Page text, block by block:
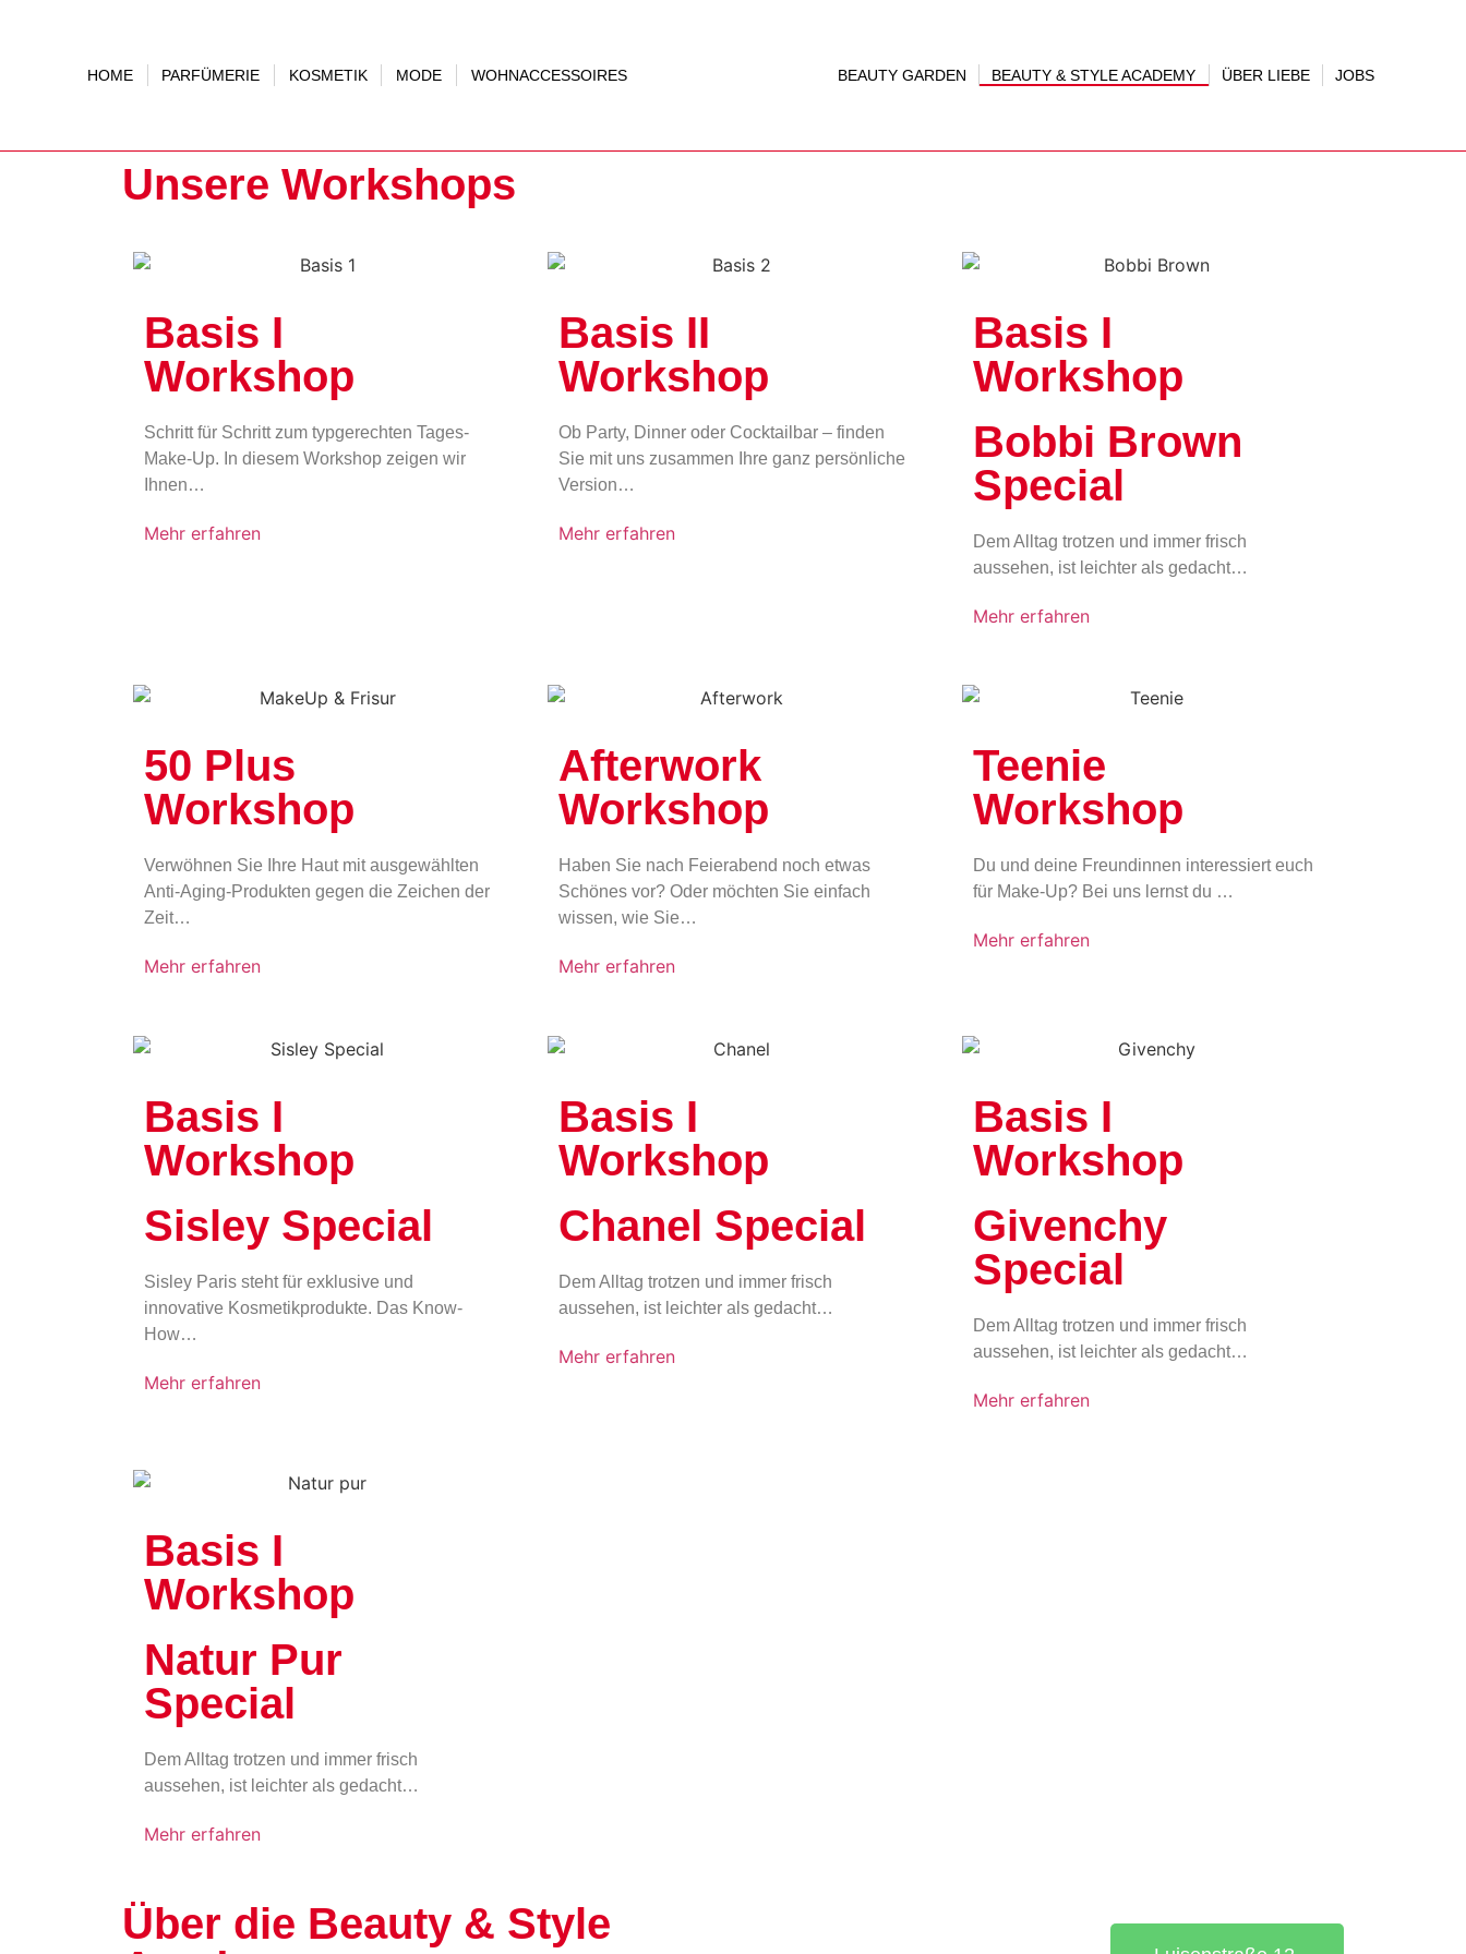
HOME PARFÜMERIE KOSMETIK MODE WOHNACCESSOIRES BEAUTY GARDEN BEAUTY & STYLE ACADEMY ÜBER LIEBE JOBS
Unsere Workshops
Basis I
Workshop
Schritt für Schritt zum typgerechten Tages-
Make-Up. In diesem Workshop zeigen wir
Ihnen…
Mehr erfahren
Basis II
Workshop
Ob Party, Dinner oder Cocktailbar – finden
Sie mit uns zusammen Ihre ganz persönliche
Version…
Mehr erfahren
Basis I
Workshop
Bobbi Brown
Special
Dem Alltag trotzen und immer frisch
aussehen, ist leichter als gedacht…
Mehr erfahren
50 Plus
Workshop
Verwöhnen Sie Ihre Haut mit ausgewählten
Anti-Aging-Produkten gegen die Zeichen der
Zeit…
Mehr erfahren
Afterwork
Workshop
Haben Sie nach Feierabend noch etwas
Schönes vor? Oder möchten Sie einfach
wissen, wie Sie…
Mehr erfahren
Teenie
Workshop
Du und deine Freundinnen interessiert euch
für Make-Up? Bei uns lernst du …
Mehr erfahren
Basis I
Workshop
Sisley Special
Sisley Paris steht für exklusive und
innovative Kosmetikprodukte. Das Know-
How…
Mehr erfahren
Basis I
Workshop
Chanel Special
Dem Alltag trotzen und immer frisch
aussehen, ist leichter als gedacht…
Mehr erfahren
Basis I
Workshop
Givenchy
Special
Dem Alltag trotzen und immer frisch
aussehen, ist leichter als gedacht…
Mehr erfahren
Basis I
Workshop
Natur Pur
Special
Dem Alltag trotzen und immer frisch
aussehen, ist leichter als gedacht…
Mehr erfahren
Über die Beauty & Style